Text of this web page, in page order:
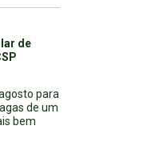
de
para
de um
bem